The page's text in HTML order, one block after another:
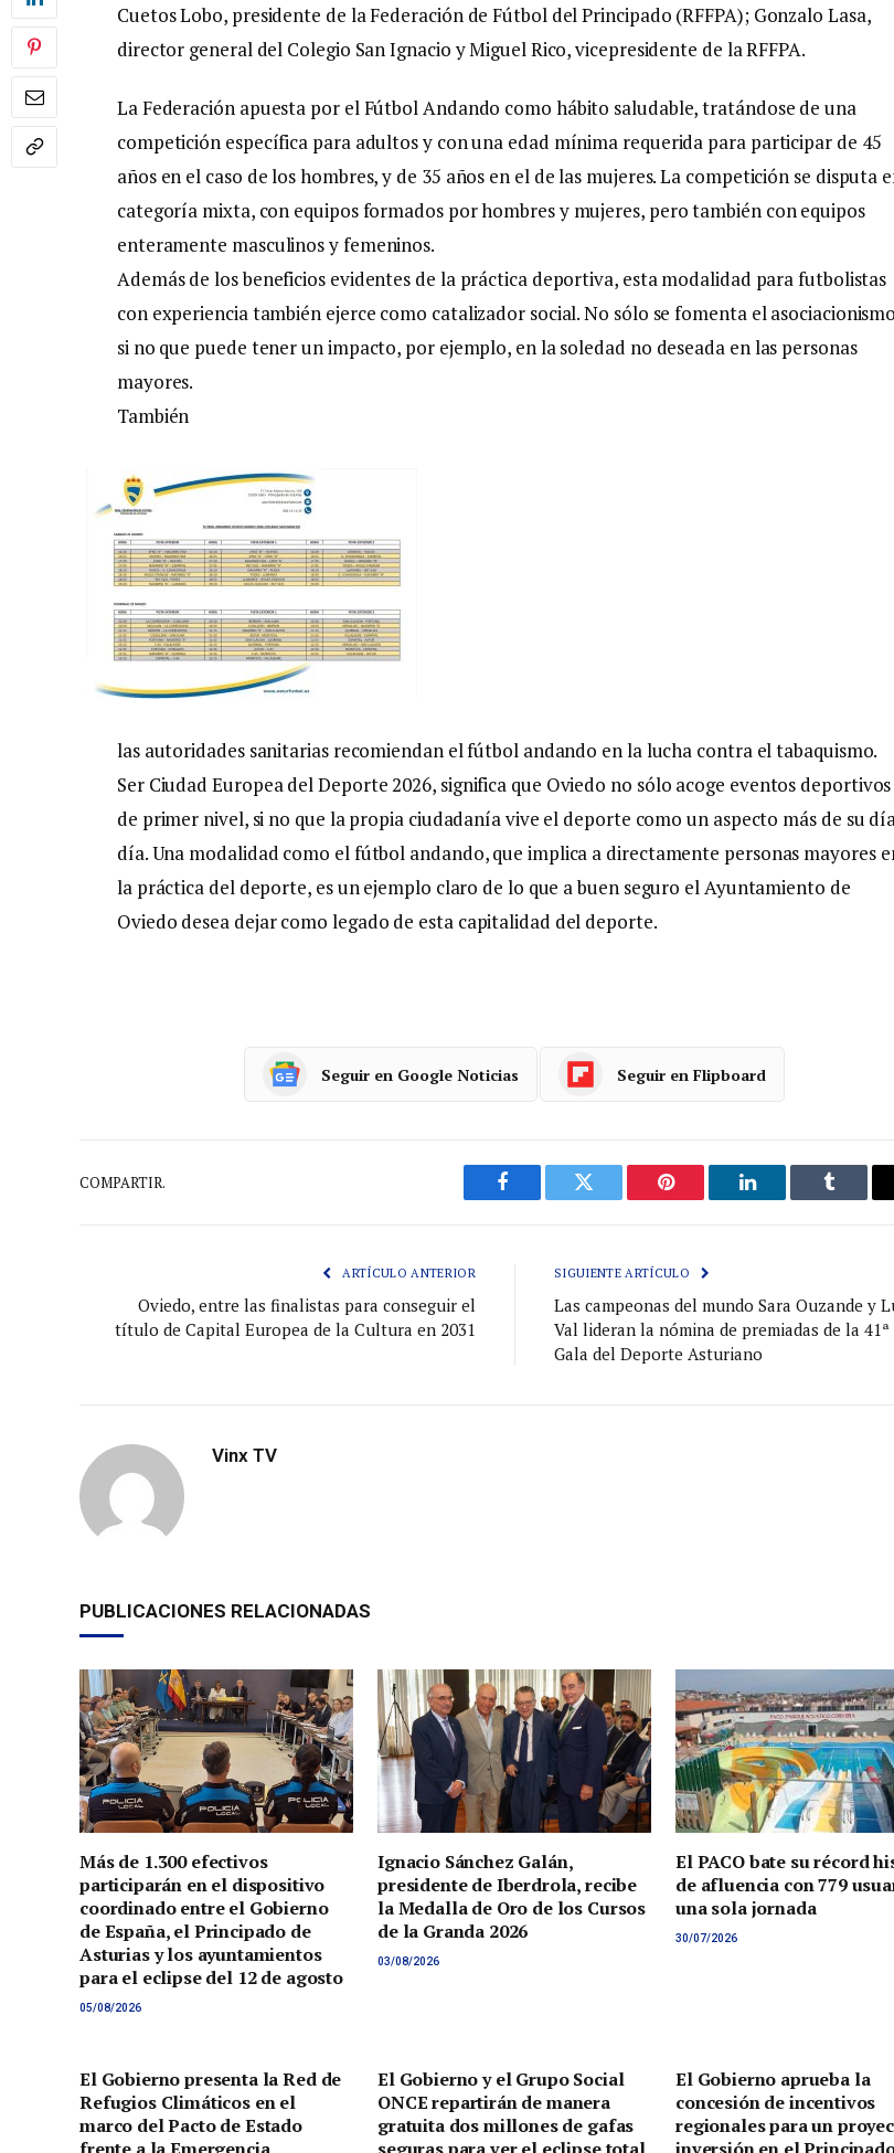
Cuetos Lobo, presidente de la Federación de Fútbol del Principado (RFFPA); Gonzalo Lasa,
director general del Colegio San Ignacio y Miguel Rico, vicepresidente de la RFFPA.
La Federación apuesta por el Fútbol Andando como hábito saludable, tratándose de una
competición específica para adultos y con una edad mínima requerida para participar de 45
años en el caso de los hombres, y de 35 años en el de las mujeres. La competición se disputa
categoría mixta, con equipos formados por hombres y mujeres, pero también con equipos
enteramente masculinos y femeninos.
Además de los beneficios evidentes de la práctica deportiva, esta modalidad para futbolistas
con experiencia también ejerce como catalizador social. No sólo se fomenta el asociacionismo
si no que puede tener un impacto, por ejemplo, en la soledad no deseada en las personas
mayores.
También
las autoridades sanitarias recomiendan el fútbol andando en la lucha contra el tabaquismo.
Ser Ciudad Europea del Deporte 2026, significa que Oviedo no sólo acoge eventos deportivos
de primer nivel, si no que la propia ciudadanía vive el deporte como un aspecto más de su
día. Una modalidad como el fútbol andando, que implica a directamente personas mayores
la práctica del deporte, es un ejemplo claro de lo que a buen seguro el Ayuntamiento de
Oviedo desea dejar como legado de esta capitalidad del deporte.
Seguir en Google Noticias Seguir en Flipboard
COMPARTIR.
Facebook Gorjeo Pinterest LinkedIn Tumblr
ARTÍCULO ANTERIOR
Oviedo, entre las finalistas para conseguir el
título de Capital Europea de la Cultura en 2031
SIGUIENTE ARTÍCULO
Las campeonas del mundo Sara Ouzande y
Val lideran la nómina de premiadas de la 41ª
Gala del Deporte Asturiano
Vinx TV
PUBLICACIONES RELACIONADAS
Más de 1.300 efectivos
participarán en el dispositivo
coordinado entre el Gobierno
de España, el Principado de
Asturias y los ayuntamientos
para el eclipse del 12 de agosto
05/08/2026
Ignacio Sánchez Galán,
presidente de Iberdrola, recibe
la Medalla de Oro de los Cursos
de la Granda 2026
03/08/2026
El PACO bate su récord
de afluencia con 779
una sola jornada
30/07/2026
El Gobierno presenta la Red de
Refugios Climáticos en el
marco del Pacto de Estado
El Gobierno y el Grupo Social
ONCE repartirán de manera
gratuita dos millones de gafas
El Gobierno aprueba la
concesión de incentivos
regionales para un